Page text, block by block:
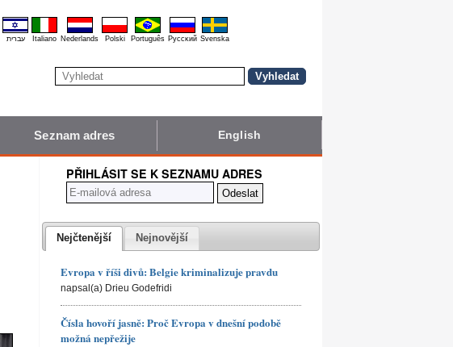
עברית Italiano Nederlands Polski Português Pyccĸий Svenska
Seznam adres English
PŘIHLÁSIT SE K SEZNAMU ADRES
Nejčtenější Nejnovější
Evropa v říši divů: Belgie kriminalizuje pravdu
napsal(a) Drieu Godefridi
Čísla hovoří jasně: Proč Evropa v dnešní podobě
možná nepřežije